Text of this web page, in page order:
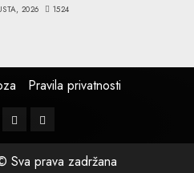
2026 1524
Pravila privatnosti
Instagram
Twitter
Sva prava zadržana